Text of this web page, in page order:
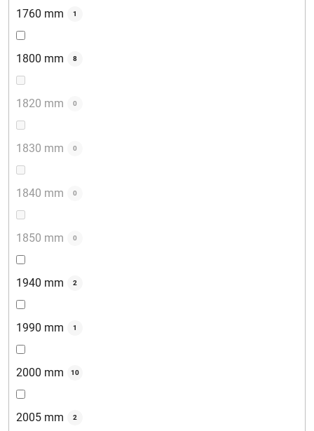
1760 mm 1
1800 mm 8
1820 mm 0
1830 mm 0
1840 mm 0
1850 mm 0
1940 mm 2
1990 mm 1
2000 mm 10
2005 mm 2